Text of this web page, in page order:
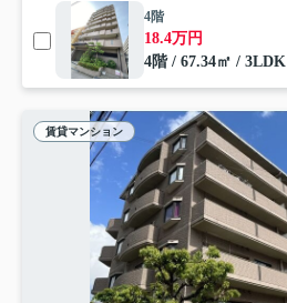
4階
18.4万円
4階 / 67.34㎡ / 3LDK
賃貸マンション